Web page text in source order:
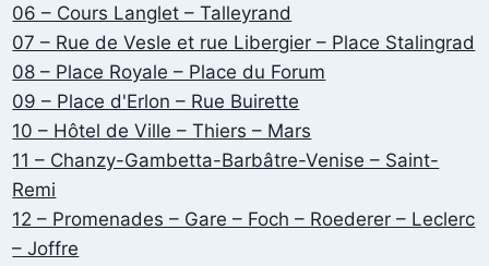
06 – Cours Langlet – Talleyrand
07 – Rue de Vesle et rue Libergier – Place Stalingrad
08 – Place Royale – Place du Forum
09 – Place d'Erlon – Rue Buirette
10 – Hôtel de Ville – Thiers – Mars
11 – Chanzy-Gambetta-Barbâtre-Venise – Saint-
Remi
12 – Promenades – Gare – Foch – Roederer – Leclerc
– Joffre